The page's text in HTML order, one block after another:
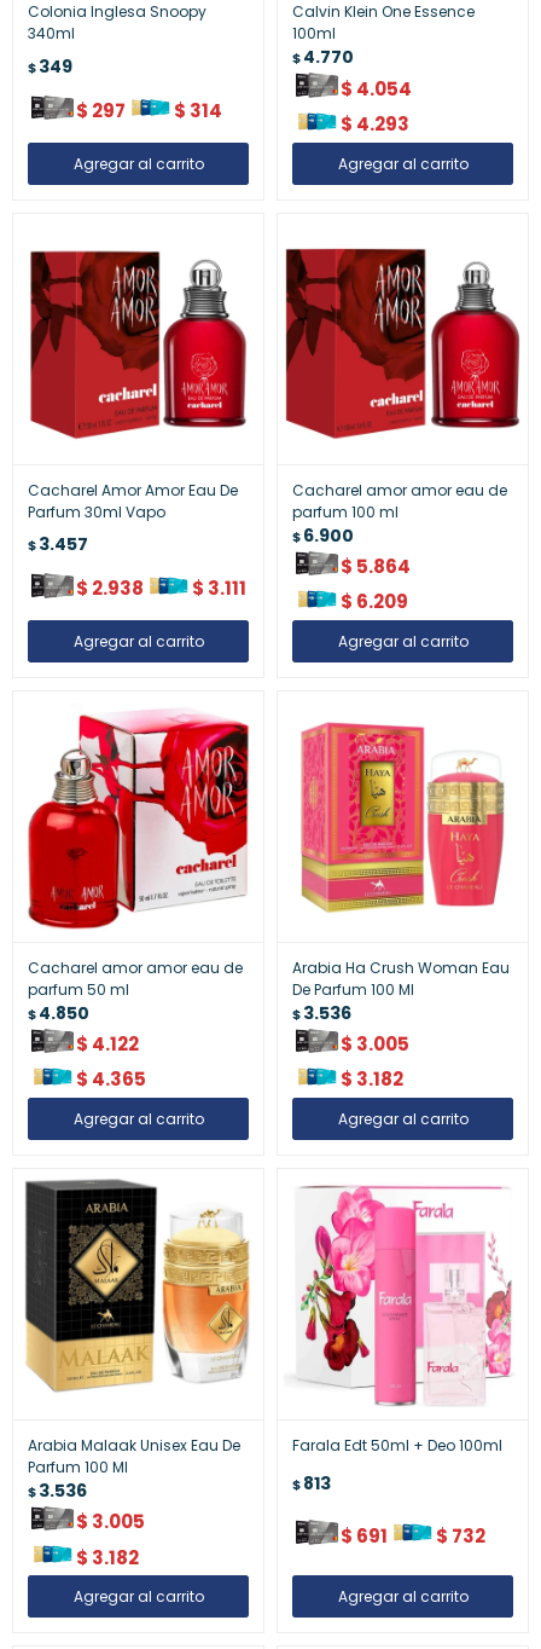
Colonia Inglesa Snoopy
340ml
$349
$ 297 $ 314
Calvin Klein One Essence
100ml
$4.770
$ 4.054
$ 4.293
Cacharel Amor Amor Eau De
Parfum 30ml Vapo
$3.457
$ 2.938 $ 3.111
Cacharel amor amor eau de
parfum 100 ml
$6.900
$ 5.864
$ 6.209
Cacharel amor amor eau de
parfum 50 ml
$4.850
$ 4.122
$ 4.365
Arabia Ha Crush Woman Eau
De Parfum 100 Ml
$3.536
$ 3.005
$ 3.182
Arabia Malaak Unisex Eau De
Parfum 100 Ml
$3.536
$ 3.005
$ 3.182
Farala Edt 50ml + Deo 100ml
$813
$ 691 $ 732